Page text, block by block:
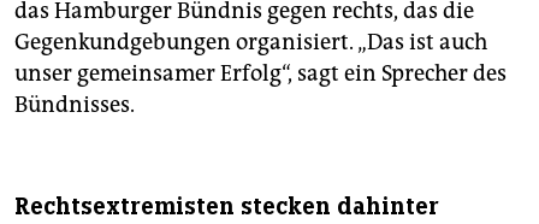
das Hamburger Bündnis gegen rechts, das die
Gegenkundgebungen organisiert. „Das ist auch
unser gemeinsamer Erfolg“, sagt ein Sprecher des
Bündnisses.
Rechtsextremisten stecken dahinter